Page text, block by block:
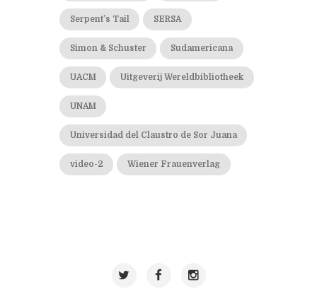
Serpent’s Tail SERSA
Simon & Schuster Sudamericana
UACM Uitgeverij Wereldbibliotheek
UNAM
Universidad del Claustro de Sor Juana
video-2 Wiener Frauenverlag